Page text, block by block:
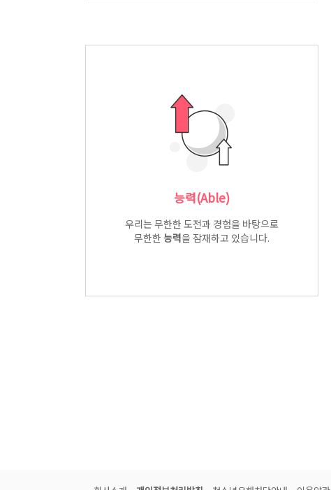
능력(Able)
우리는 무한한 도전과 경험을 바탕으로
무한한 능력을 잠재하고 있습니다.